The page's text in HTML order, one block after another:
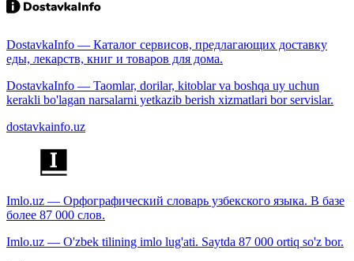
DostavkaInfo — Каталог сервисов, предлагающих доставку
еды, лекарств, книг и товаров для дома.
DostavkaInfo — Taomlar, dorilar, kitoblar va boshqa uy uchun
kerakli bo'lagan narsalarni yetkazib berish xizmatlari bor servislar.
dostavkainfo.uz
Imlo.uz — Орфографический словарь узбекского языка. В базе
более 87 000 слов.
Imlo.uz — O'zbek tilining imlo lug'ati. Saytda 87 000 ortiq so'z bor.